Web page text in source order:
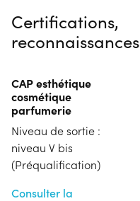
Certifications,
reconnaissances
CAP esthétique
cosmétique
parfumerie
Niveau de sortie :
niveau V bis
(Préqualification)
Consulter la